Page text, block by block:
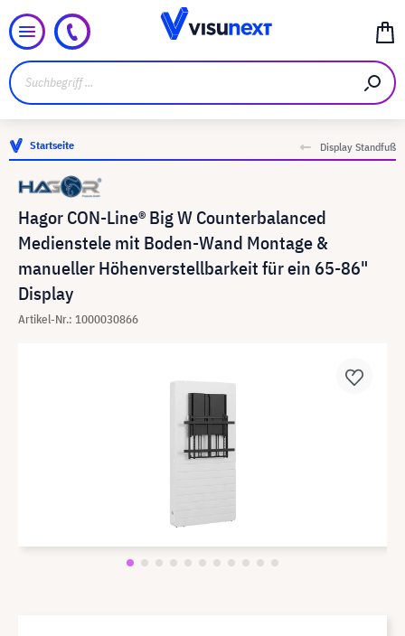
Startseite Display Standfuß
Hagor CON-Line® Big W Counterbalanced
Medienstele mit Boden-Wand Montage &
manueller Höhenverstellbarkeit für ein 65-86"
Display
Artikel-Nr.: 1000030866